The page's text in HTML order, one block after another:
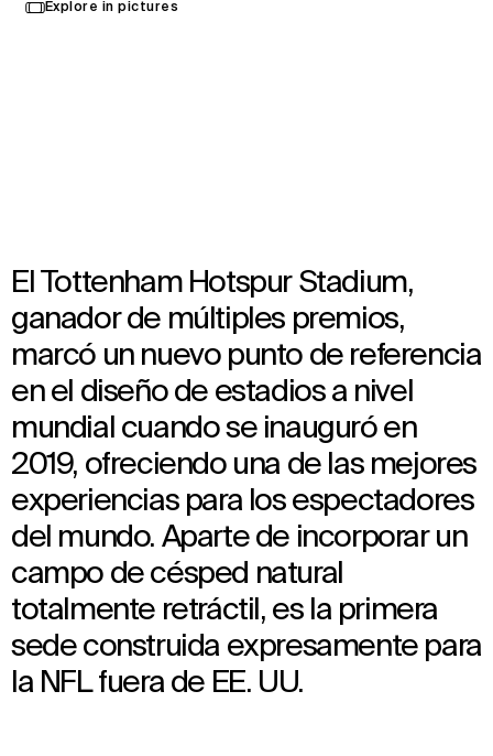
Explore in pictures
El Tottenham Hotspur Stadium,
ganador de múltiples premios,
marcó un nuevo punto de referencia
en el diseño de estadios a nivel
mundial cuando se inauguró en
2019, ofreciendo una de las mejores
experiencias para los espectadores
del mundo. Aparte de incorporar un
campo de césped natural
totalmente retráctil, es la primera
sede construida expresamente para
la NFL fuera de EE. UU.